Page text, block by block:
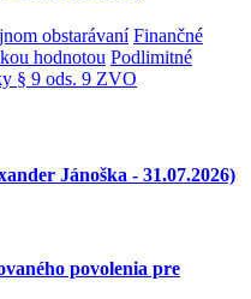
obstarávaní Finančné
hodnotou Podlimitné
§ 9 ods. 9 ZVO
Jánoška - 31.07.2026)
povolenia pre